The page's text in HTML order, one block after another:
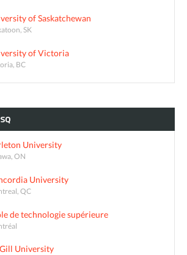
of Saskatchewan
SK
of Victoria
BC
University
ON
University
QC
de technologie supérieure
University